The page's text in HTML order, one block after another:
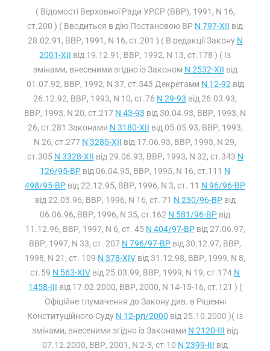
( Відомості Верховної Ради УРСР (ВВР), 1991, N 16,
ст.200 ) ( Вводиться в дію Постановою ВР N 797-XII від
28.02.91, ВВР, 1991, N 16, ст.201 ) ( В редакції Закону N
2001-XII від 19.12.91, ВВР, 1992, N 13, ст.178 ) ( Із
змінами, внесеними згідно із Законом N 2532-XII від
01.07.92, ВВР, 1992, N 37, ст.543 Декретами N 12-92 від
26.12.92, ВВР, 1993, N 10, ст.76 N 29-93 від 26.03.93,
ВВР, 1993, N 20, ст.217 N 43-93 від 30.04.93, ВВР, 1993, N
26, ст.281 Законами N 3180-XII від 05.05.93, ВВР, 1993,
N 26, ст.277 N 3285-XII від 17.06.93, ВВР, 1993, N 29,
ст.305 N 3328-XII від 29.06.93, ВВР, 1993, N 32, ст.343 N
126/95-ВР від 06.04.95, ВВР, 1995, N 16, ст.111 N
498/95-ВР від 22.12.95, ВВР, 1996, N 3, ст. 11 N 96/96-ВР
від 22.03.96, ВВР, 1996, N 16, ст. 71 N 230/96-ВРвід
06.06.96, ВВР, 1996, N 35, ст.162 N 581/96-ВР від
11.12.96, ВВР, 1997, N 6, ст. 45 N 404/97-ВРвід 27.06.97,
ВВР, 1997, N 33, ст. 207 N 796/97-ВР від 30.12.97, ВВР,
1998, N 21, ст. 109 N 378-XIV від 31.12.98, ВВР, 1999, N 8,
ст.59 N 563-XIV від 25.03.99, ВВР, 1999, N 19, ст.174 N
1458-III від 17.02.2000, ВВР, 2000, N 14-15-16, ст.121 ) (
Офіційне тлумачення до Закону див. в Рішенні
Конституційного Суду N 12-рп/2000 від 25.10.2000 )( Із
змінами, внесеними згідно із Законами N 2120-III від
07.12.2000, ВВР, 2001, N 2-3, ст.10 N 2399-III від